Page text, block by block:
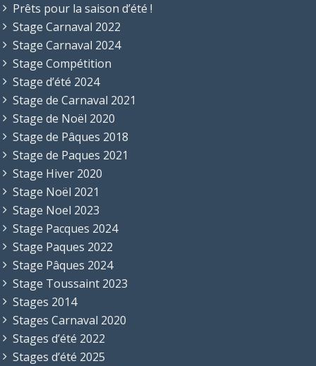
Prêts pour la saison d’été !
Stage Carnaval 2022
Stage Carnaval 2024
Stage Compétition
Stage d’été 2024
Stage de Carnaval 2021
Stage de Noël 2020
Stage de Pâques 2018
Stage de Paques 2021
Stage Hiver 2020
Stage Noël 2021
Stage Noel 2023
Stage Pacques 2024
Stage Paques 2022
Stage Pâques 2024
Stage Toussaint 2023
Stages 2014
Stages Carnaval 2020
Stages d’été 2022
Stages d’été 2025